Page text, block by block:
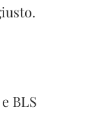
BLS